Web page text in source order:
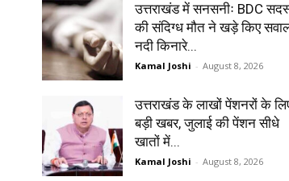
उत्तराखंड में सनसनीः BDC
की संदिग्ध मौत ने खड़े किए
नदी किनारे...
Kamal Joshi - August 8, 2026
उत्तराखंड के लाखों पेंशनरों के
बड़ी खबर, जुलाई की पेंशन सीधे
खातों में...
Kamal Joshi - August 8, 2026